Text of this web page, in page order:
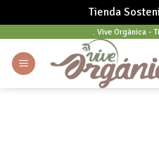
Tienda
content
. Vive Orgánica -